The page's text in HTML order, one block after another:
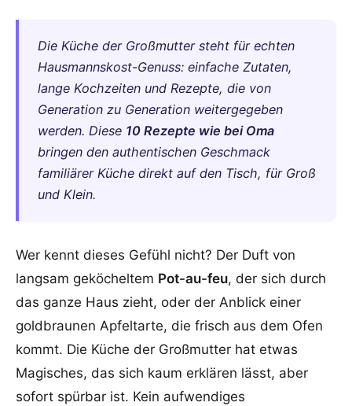
Die Küche der Großmutter steht für echten
Hausmannskost-Genuss: einfache Zutaten,
lange Kochzeiten und Rezepte, die von
Generation zu Generation weitergegeben
werden. Diese 10 Rezepte wie bei Oma
bringen den authentischen Geschmack
familiärer Küche direkt auf den Tisch, für Groß
und Klein.
Wer kennt dieses Gefühl nicht? Der Duft von
langsam geköcheltem Pot-au-feu, der sich durch
das ganze Haus zieht, oder der Anblick einer
goldbraunen Apfeltarte, die frisch aus dem Ofen
kommt. Die Küche der Großmutter hat etwas
Magisches, das sich kaum erklären lässt, aber
sofort spürbar ist. Kein aufwendiges